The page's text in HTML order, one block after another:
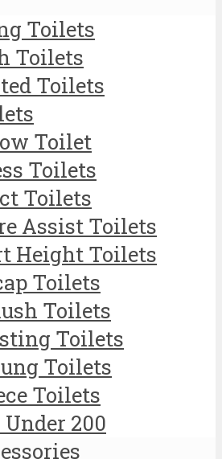
Toilets
Toilets
Toilets
Toilet
Toilets
Toilets
Assist Toilets
Height Toilets
Toilets
Toilets
Toilets
Toilets
Toilets
200